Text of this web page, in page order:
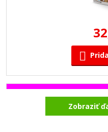
Kompatibilná
Zobraziť